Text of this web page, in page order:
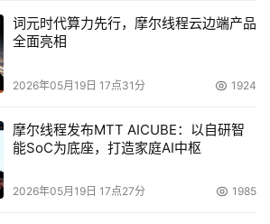
词元时代算力先行，摩尔线程云边端产品
全面亮相
2026年05月19日 17点31分 1924
摩尔线程发布MTT AICUBE：以自研智
能SoC为底座，打造家庭AI中枢
2026年05月19日 17点27分 1985